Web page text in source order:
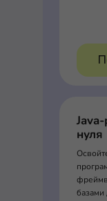
нуля
базами